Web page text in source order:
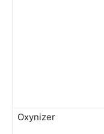
Oxynizer